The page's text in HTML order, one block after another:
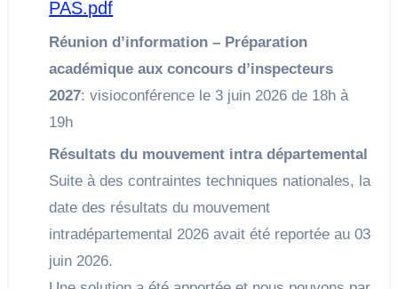
PAS.pdf
Réunion d’information – Préparation
académique aux concours d’inspecteurs
2027: visioconférence le 3 juin 2026 de 18h à
19h
Résultats du mouvement intra départemental
Suite à des contraintes techniques nationales, la
date des résultats du mouvement
intradépartemental 2026 avait été reportée au 03
juin 2026.